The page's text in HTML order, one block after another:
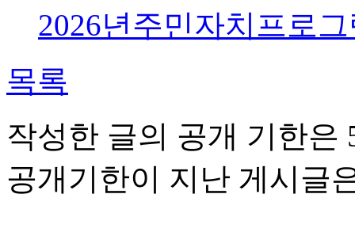
2026년주민자치프로
목록
작성한 글의 공개 기한은
공개기한이 지난 게시글